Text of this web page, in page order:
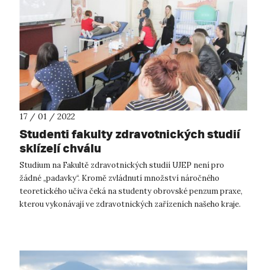
17 / 01 / 2022
Studenti fakulty zdravotnických studií
sklízejí chválu
Studium na Fakultě zdravotnických studií UJEP není pro
žádné „padavky“. Kromě zvládnutí množství náročného
teoretického učiva čeká na studenty obrovské penzum praxe,
kterou vykonávají ve zdravotnických zařízeních našeho kraje.